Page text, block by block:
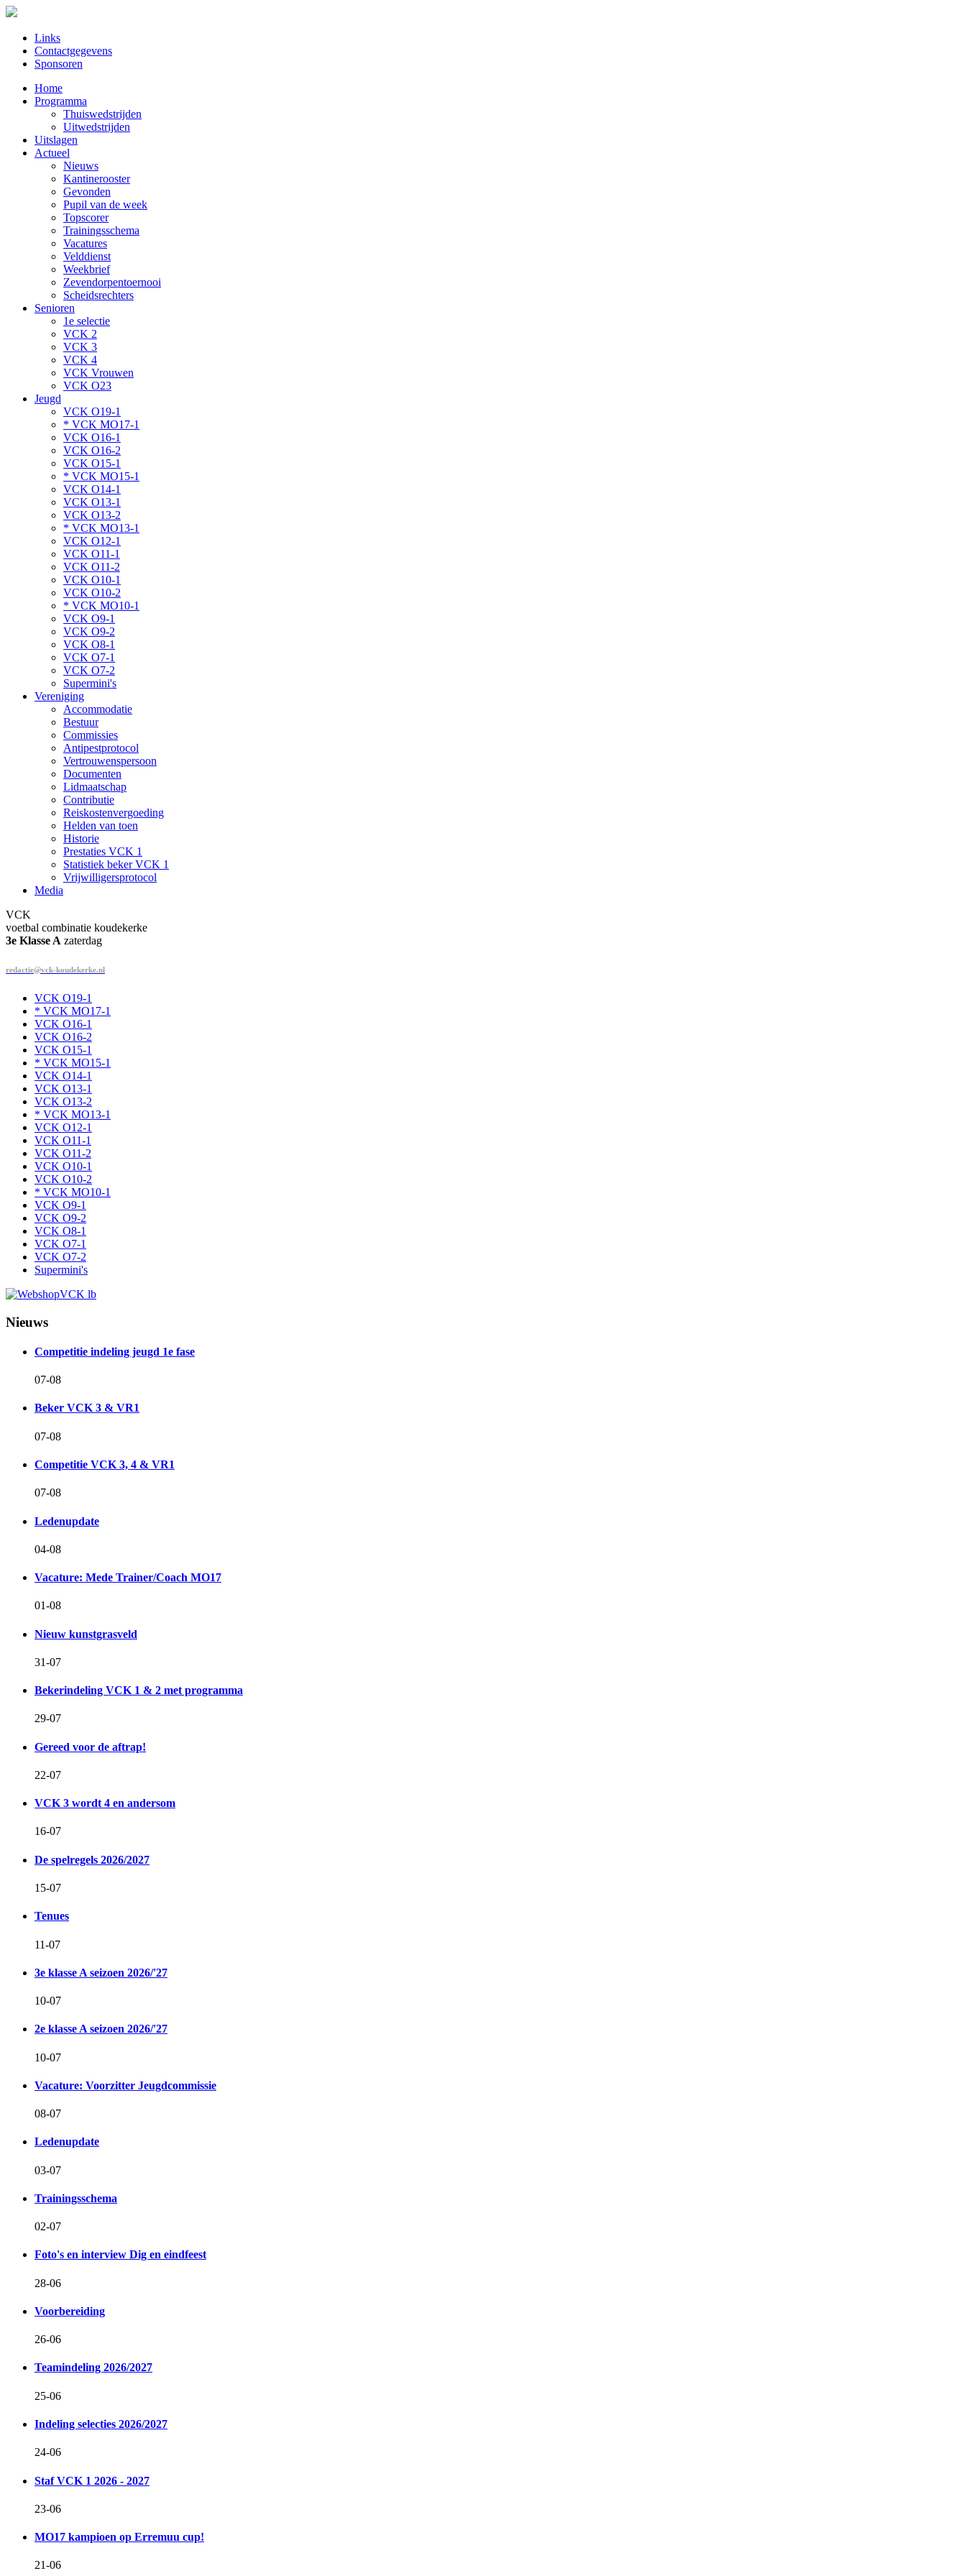
Links
Contactgegevens
Sponsoren
Home
Programma
Thuiswedstrijden
Uitwedstrijden
Uitslagen
Actueel
Nieuws
Kantinerooster
Gevonden
Pupil van de week
Topscorer
Trainingsschema
Vacatures
Velddienst
Weekbrief
Zevendorpentoernooi
Scheidsrechters
Senioren
1e selectie
VCK 2
VCK 3
VCK 4
VCK Vrouwen
VCK O23
Jeugd
VCK O19-1
* VCK MO17-1
VCK O16-1
VCK O16-2
VCK O15-1
* VCK MO15-1
VCK O14-1
VCK O13-1
VCK O13-2
* VCK MO13-1
VCK O12-1
VCK O11-1
VCK O11-2
VCK O10-1
VCK O10-2
* VCK MO10-1
VCK O9-1
VCK O9-2
VCK O8-1
VCK O7-1
VCK O7-2
Supermini's
Vereniging
Accommodatie
Bestuur
Commissies
Antipestprotocol
Vertrouwenspersoon
Documenten
Lidmaatschap
Contributie
Reiskostenvergoeding
Helden van toen
Historie
Prestaties VCK 1
Statistiek beker VCK 1
Vrijwilligersprotocol
Media
VCK
voetbal combinatie koudekerke
3e Klasse A zaterdag
redactie@vck-koudekerke.nl
VCK O19-1
* VCK MO17-1
VCK O16-1
VCK O16-2
VCK O15-1
* VCK MO15-1
VCK O14-1
VCK O13-1
VCK O13-2
* VCK MO13-1
VCK O12-1
VCK O11-1
VCK O11-2
VCK O10-1
VCK O10-2
* VCK MO10-1
VCK O9-1
VCK O9-2
VCK O8-1
VCK O7-1
VCK O7-2
Supermini's
Nieuws
Competitie indeling jeugd 1e fase
07-08
Beker VCK 3 & VR1
07-08
Competitie VCK 3, 4 & VR1
07-08
Ledenupdate
04-08
Vacature: Mede Trainer/Coach MO17
01-08
Nieuw kunstgrasveld
31-07
Bekerindeling VCK 1 & 2 met programma
29-07
Gereed voor de aftrap!
22-07
VCK 3 wordt 4 en andersom
16-07
De spelregels 2026/2027
15-07
Tenues
11-07
3e klasse A seizoen 2026/'27
10-07
2e klasse A seizoen 2026/'27
10-07
Vacature: Voorzitter Jeugdcommissie
08-07
Ledenupdate
03-07
Trainingsschema
02-07
Foto's en interview Dig en eindfeest
28-06
Voorbereiding
26-06
Teamindeling 2026/2027
25-06
Indeling selecties 2026/2027
24-06
Staf VCK 1 2026 - 2027
23-06
MO17 kampioen op Erremuu cup!
21-06